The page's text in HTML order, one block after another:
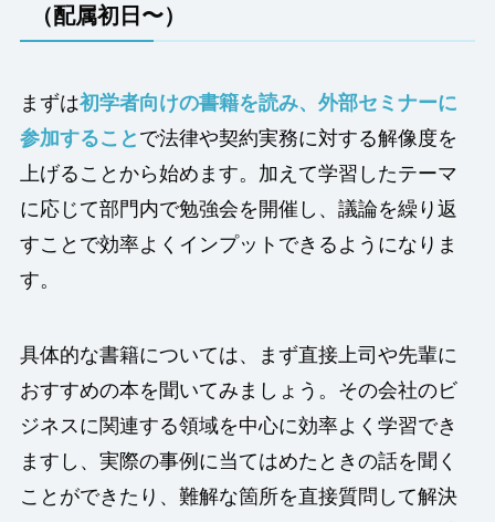
（配属初日〜）
まずは初学者向けの書籍を読み、外部セミナーに
参加すること で法律や契約実務に対する解像度を
上げることから始めます。加えて学習したテーマ
に応じて部門内で勉強会を開催し、議論を繰り返
すことで効率よくインプットできるようになりま
す。
具体的な書籍については、まず直接上司や先輩に
おすすめの本を聞いてみましょう。その会社のビ
ジネスに関連する領域を中心に効率よく学習でき
ますし、実際の事例に当てはめたときの話を聞く
ことができたり、難解な箇所を直接質問して解決